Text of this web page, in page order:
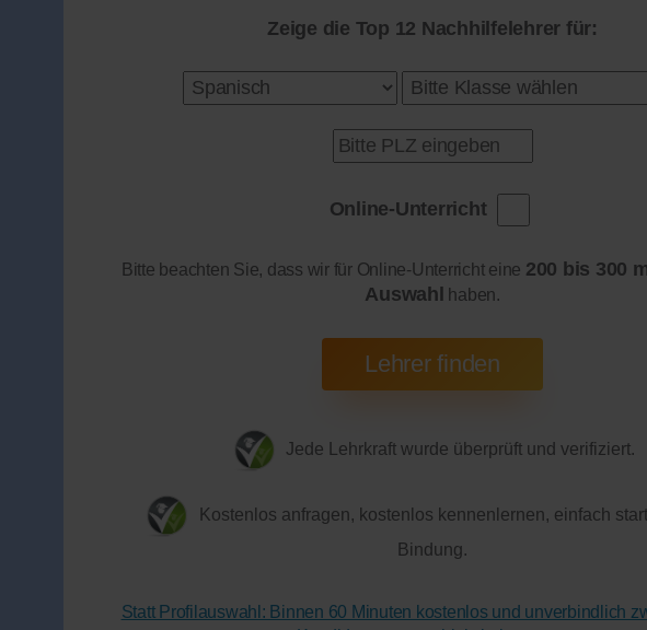
Zeige die Top 12 Nachhilfelehrer für:
Online-Unterricht
Bitte beachten Sie, dass wir für Online-Unterricht eine 200 bis 300
Auswahl
haben.
Jede Lehrkraft wurde überprüft und verifiziert.
Kostenlos anfragen, kostenlos kennenlernen, einfach
Bindung.
Statt Profilauswahl: Binnen 60 Minuten kostenlos und unverbindlich